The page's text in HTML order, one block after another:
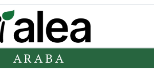
ARABA